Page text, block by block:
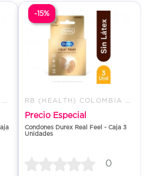
Precio Especial
Condones Durex Real Feel - Caja 3
Unidades
0
-15%